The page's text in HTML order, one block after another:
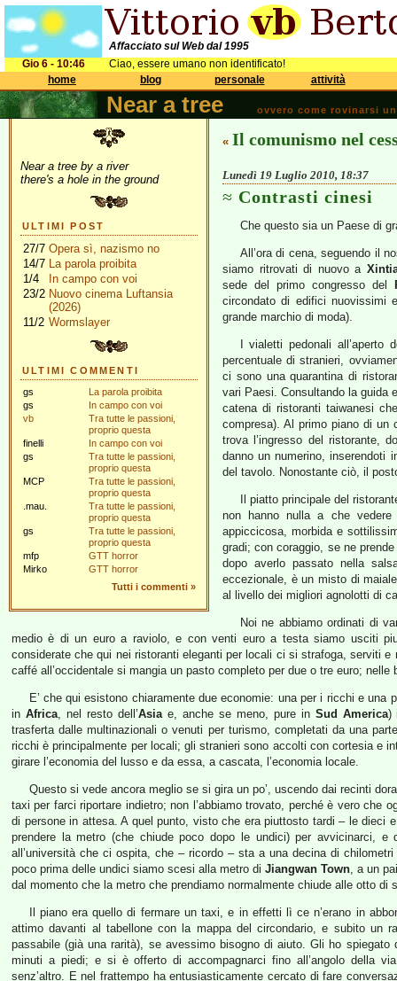
Affacciato sul Web dal 1995
Gio 6 - 10:46
Ciao, essere umano non identificato!
home
blog personale attività
Near a tree ovvero come rovinarsi
Near a tree by a river
there's a hole in the ground
ULTIMI POST
27/7 Opera sì, nazismo no
14/7 La parola proibita
1/4
In campo con voi
23/2 Nuovo cinema Luftansia
(2026)
11/2 Wormslayer
ULTIMI COMMENTI
gs
La parola proibita
gs
In campo con voi
vb
Tra tutte le passioni,
proprio questa
finelli
In campo con voi
gs
Tra tutte le passioni,
proprio questa
MCP
Tra tutte le passioni,
proprio questa
.mau.
Tra tutte le passioni,
proprio questa
gs
Tra tutte le passioni,
proprio questa
mfp
GTT horror
Mirko
GTT horror
Tutti i commenti »
« Il comunismo nel
Lunedì 19 Luglio 2010, 18:37
Contrasti cinesi
Che questo sia un Paese di
All’ora di cena, seguendo il
siamo ritrovati di nuovo a
sede del primo congresso del
circondato di edifici nuovissimi
grande marchio di moda).
I vialetti pedonali
percentuale di stranieri,
ci sono una quarantina di
vari Paesi. Consultando la guida
catena di ristoranti taiwanesi
compresa). Al primo piano di un
trova l’ingresso del ristorante,
danno un numerino, inserendoti
del tavolo. Nonostante ciò, il
Il piatto principale del
non hanno nulla a che
appiccicosa, morbida e
gradi; con coraggio, se ne
dopo averlo passato nella
eccezionale, è un misto di
al livello dei migliori agnolotti di
Noi ne abbiamo ordinati di
medio è di un euro a raviolo, e con venti euro a testa siamo usciti
considerate che qui nei ristoranti eleganti per locali ci si strafoga, serviti
caffé all’occidentale si mangia un pasto completo per due o tre euro;
E’ che qui esistono chiaramente due economie: una per i ricchi e
in Africa, nel resto dell’Asiae, anche se meno, pure in Sud America)
trasferta dalle multinazionali o venuti per turismo, completati da una
ricchi è principalmente per locali; gli stranieri sono accolti con cortesia e
girare l’economia del lusso e da essa, a cascata, l’economia locale.
Questo si vede ancora meglio se si gira un po’, uscendo dai recinti
taxi per farci riportare indietro; non l’abbiamo trovato, perché è vero che
di persone in attesa. A quel punto, visto che era piuttosto tardi – le dieci
prendere la metro (che chiude poco dopo le undici) per avvicinarci,
all’università che ci ospita, che – ricordo – sta a una decina di
poco prima delle undici siamo scesi alla metro di Jiangwan Town, a un
dal momento che la metro che prendiamo normalmente chiude alle otto di
Il piano era quello di fermare un taxi, e in effetti lì ce n’erano in
attimo davanti al tabellone con la mappa del circondario, e subito un
passabile (già una rarità), se avessimo bisogno di aiuto. Gli ho
minuti a piedi; e si è offerto di accompagnarci fino all’angolo della
senz’altro. E nel frattempo ha entusiasticamente cercato di fare